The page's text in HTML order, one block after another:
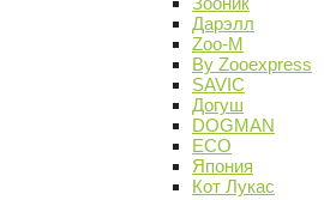
Дарэлл
Zoo-M
By Zooexpress
SAVIC
Догуш
DOGMAN
ECO
Япония
Кот Лукас